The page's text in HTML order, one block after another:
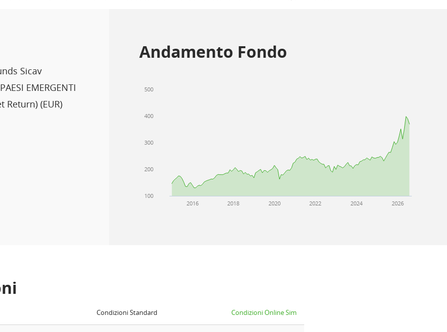
Sicav
EMERGENTI
Return) (EUR)
Andamento Fondo
2016 2018 2020 2022 2024 2026
100
200
300
400
500
Condizioni Standard Condizioni Online Sim